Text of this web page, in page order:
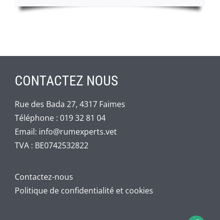
CONTACTEZ NOUS
Rue des Bada 27, 4317 Faimes
Téléphone : 019 32 81 04
Email: info@rumexperts.vet
TVA : BE0742532822
Contactez-nous
Politique de confidentialité et cookies